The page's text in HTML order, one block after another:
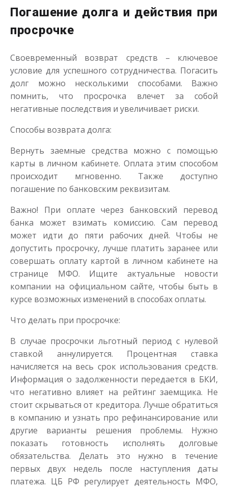
Погашение долга и действия при
просрочке
Своевременный возврат средств – ключевое
условие для успешного сотрудничества. Погасить
долг можно несколькими способами. Важно
помнить, что просрочка влечет за собой
негативные последствия и увеличивает риски.
Способы возврата долга:
Вернуть заемные средства можно с помощью
карты в личном кабинете. Оплата этим способом
происходит мгновенно. Также доступно
погашение по банковским реквизитам.
Важно! При оплате через банковский перевод
банка может взимать комиссию. Сам перевод
может идти до пяти рабочих дней. Чтобы не
допустить просрочку, лучше платить заранее или
совершать оплату картой в личном кабинете на
странице МФО. Ищите актуальные новости
компании на официальном сайте, чтобы быть в
курсе возможных изменений в способах оплаты.
Что делать при просрочке:
В случае просрочки льготный период с нулевой
ставкой аннулируется. Процентная ставка
начисляется на весь срок использования средств.
Информация о задолженности передается в БКИ,
что негативно влияет на рейтинг заемщика. Не
стоит скрываться от кредитора. Лучше обратиться
в компанию и узнать про рефинансирование или
другие варианты решения проблемы. Нужно
показать готовность исполнять долговые
обязательства. Делать это нужно в течение
первых двух недель после наступления даты
платежа. ЦБ РФ регулирует деятельность МФО,